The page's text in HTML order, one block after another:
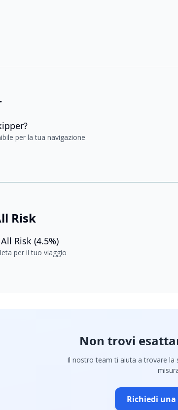
per la tua navigazione
Risk
Risk (4.5%)
per il tuo viaggio
Non trovi
Il nostro team ti aiuta a trovare la
Richiedi